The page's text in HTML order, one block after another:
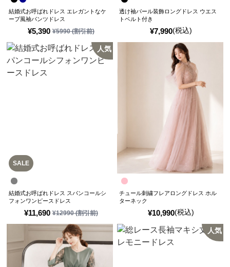
¥5,390 ¥5990(割引前)
結婚式お呼ばれドレス エレガントなケ
ープ風袖パンツドレス
¥7,990(税込)
透け袖パール装飾ロングドレス ウエス
トベルト付き
SALE
人気
¥11,690 ¥12990(割引前)
結婚式お呼ばれドレス スパンコールシ
フォンワンピースドレス
¥10,990(税込)
チュール刺繍フレアロングドレス ホル
ターネック
人気